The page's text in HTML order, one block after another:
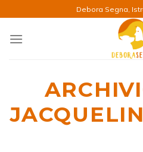
ai
contenuti
Debora Segna,